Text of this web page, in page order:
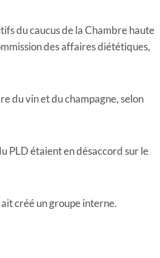
du caucus de la Chambre haute
des affaires diététiques,
du vin et du champagne, selon
PLD étaient en désaccord sur le
créé un groupe interne.